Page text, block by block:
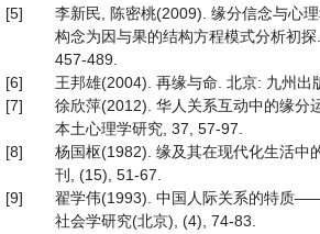
[5]
李新民, 陈密桃(2009). 缘分信念与心
构念为因与果的结构方程模式分析初
457-489.
[6]
王邦雄(2004). 再缘与命. 北京: 九州出
[7]
徐欣萍(2012). 华人关系互动中的缘分
本土心理学研究, 37, 57-97.
[8]
杨国枢(1982). 缘及其在现代化生活中
刊, (15), 51-67.
[9]
翟学伟(1993). 中国人际关系的特质
社会学研究(北京), (4), 74-83.